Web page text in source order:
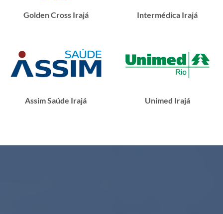
Golden Cross Irajá Intermédica Irajá
Assim Saúde Irajá Unimed Irajá